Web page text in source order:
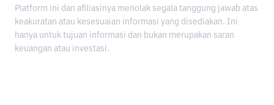
Platform ini dan afiliasinya menolak segala tanggung jawab atas
keakuratan atau kesesuaian informasi yang disediakan. Ini
hanya untuk tujuan informasi dan bukan merupakan saran
keuangan atau investasi.